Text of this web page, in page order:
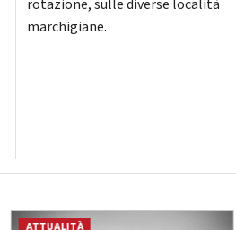
rotazione, sulle diverse località
marchigiane.
ATTUALITÀ